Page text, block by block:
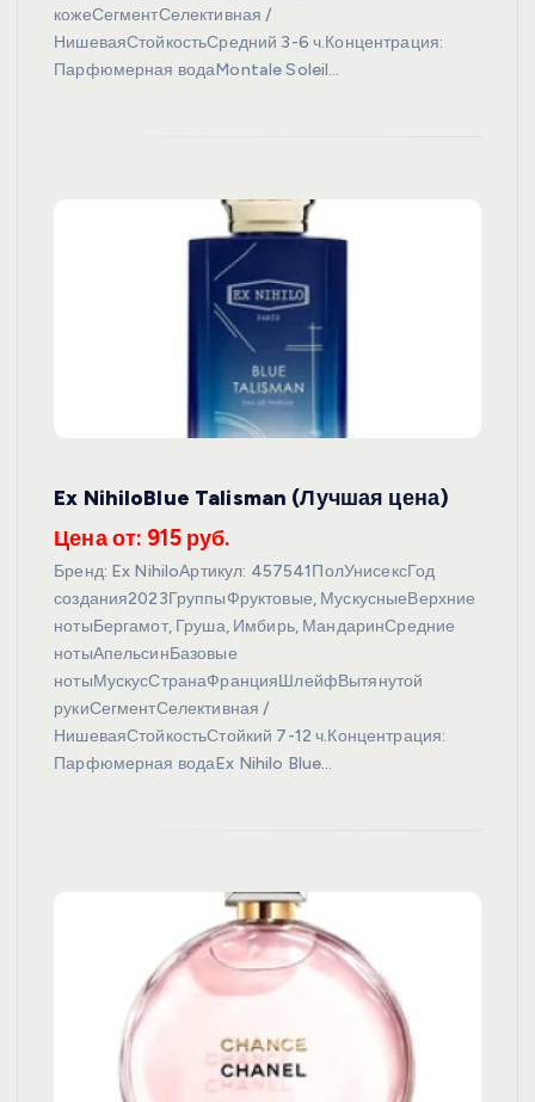
кожеСегментСелективная /
НишеваяСтойкостьСредний 3-6 ч.Концентрация:
Парфюмерная водаMontale Soleil…
Ex NihiloBlue Talisman (Лучшая цена)
Цена от: 915 руб.
Бренд: Ex NihiloАртикул: 457541ПолУнисексГод
создания2023ГруппыФруктовые, МускусныеВерхние
нотыБергамот, Груша, Имбирь, МандаринСредние
нотыАпельсинБазовые
нотыМускусСтранаФранцияШлейфВытянутой
рукиСегментСелективная /
НишеваяСтойкостьСтойкий 7-12 ч.Концентрация:
Парфюмерная водаEx Nihilo Blue…